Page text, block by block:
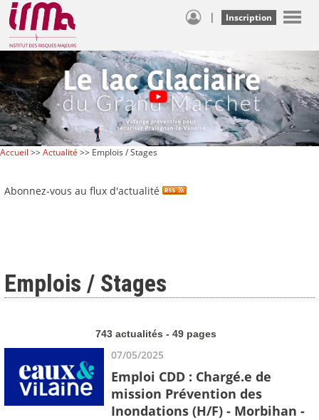
| Inscription
Accueil >>Actualité >> Emplois / Stages
Abonnez-vous au flux d'actualité
Emplois / Stages
743 actualités - 49 pages
07/05/2025
Emploi CDD : Chargé.e de
mission Prévention des
Inondations (H/F) - Morbihan -